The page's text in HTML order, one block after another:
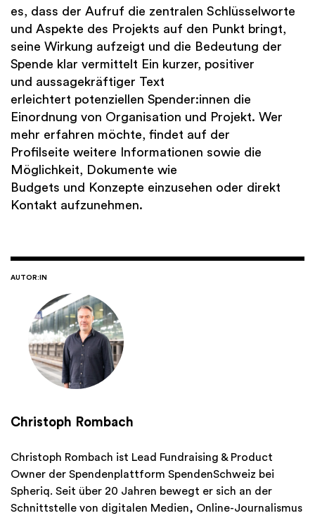
es, dass der Aufruf die zentralen Schlüsselworte
und Aspekte des Projekts auf den Punkt bringt,
seine Wirkung aufzeigt und die Bedeutung der
Spende klar vermittelt Ein kurzer, positiver
und aussagekräftiger Text
erleichtert potenziellen Spender:innen die
Einordnung von Organisation und Projekt. Wer
mehr erfahren möchte, findet auf der
Profilseite weitere Informationen sowie die
Möglichkeit, Dokumente wie
Budgets und Konzepte einzusehen oder direkt
Kontakt aufzunehmen.
AUTOR:IN
Christoph Rombach
Christoph Rombach ist Lead Fundraising & Product
Owner der Spendenplattform SpendenSchweiz bei
Spheriq. Seit über 20 Jahren bewegt er sich an der
Schnittstelle von digitalen Medien, Online-Journalismus